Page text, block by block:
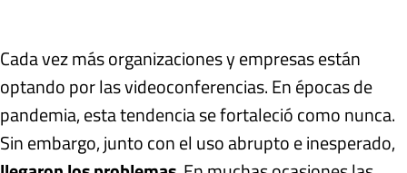
Cada vez más organizaciones y empresas están
optando por las videoconferencias. En épocas de
pandemia, esta tendencia se fortaleció como nunca.
Sin embargo, junto con el uso abrupto e inesperado,